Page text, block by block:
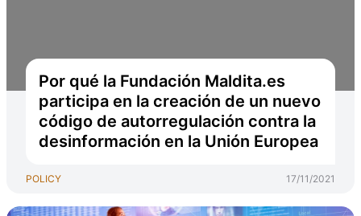
Por qué la Fundación Maldita.es
participa en la creación de un nuevo
código de autorregulación contra la
desinformación en la Unión Europea
POLICY 17/11/2021